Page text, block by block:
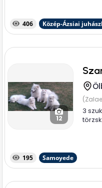
406 Közép-Ázsiai
12
3
195 Samoyede